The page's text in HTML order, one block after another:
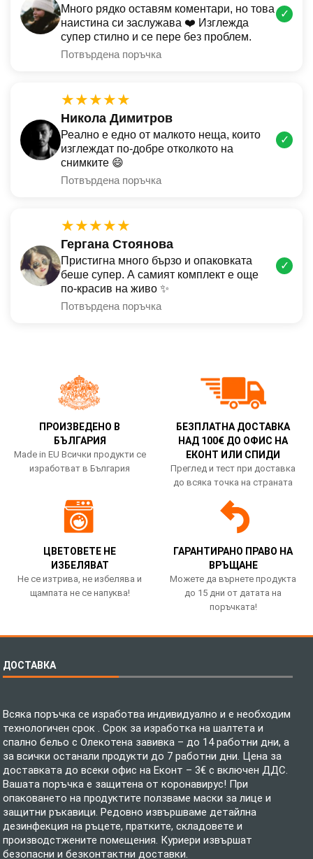
Много рядко оставям коментари, но това
наистина си заслужава ❤️ Изглежда
супер стилно и се пере без проблем.
Потвърдена поръчка
✓
★★★★★
Никола Димитров
Реално е едно от малкото неща, които
изглеждат по-добре отколкото на
снимките 😄
Потвърдена поръчка
✓
★★★★★
Гергана Стоянова
Пристигна много бързо и опаковката
беше супер. А самият комплект е още
по-красив на живо ✨
Потвърдена поръчка
✓
ПРОИЗВЕДЕНО В
БЪЛГАРИЯ
Made in EU Всички продукти се
изработват в България
БЕЗПЛАТНА ДОСТАВКА
НАД 100€ ДО ОФИС НА
ЕКОНТ ИЛИ СПИДИ
Преглед и тест при доставка
до всяка точка на страната
ЦВЕТОВЕТЕ НЕ
ИЗБЕЛЯВАТ
Не се изтрива, не избелява и
щампата не се напуква!
ГАРАНТИРАНО ПРАВО НА
ВРЪЩАНЕ
Можете да върнете продукта
до 15 дни от датата на
поръчката!
ДОСТАВКА
Всяка поръчка се изработва индивидуално и е необходим
технологичен срок . Срок за изработка на шалтета и
спално бельо с Олекотена завивка – до 14 работни дни, а
за всички останали продукти до 7 работни дни. Цена за
доставката до всеки офис на Еконт – 3€ с включен ДДС.
Вашата поръчка е защитена от коронавирус! При
опаковането на продуктите ползваме маски за лице и
защитни ръкавици. Редовно извършваме детайлна
дезинфекция на ръцете, пратките, складовете и
производстжените помещения. Куриери извършат
безопасни и безконтактни доставки.